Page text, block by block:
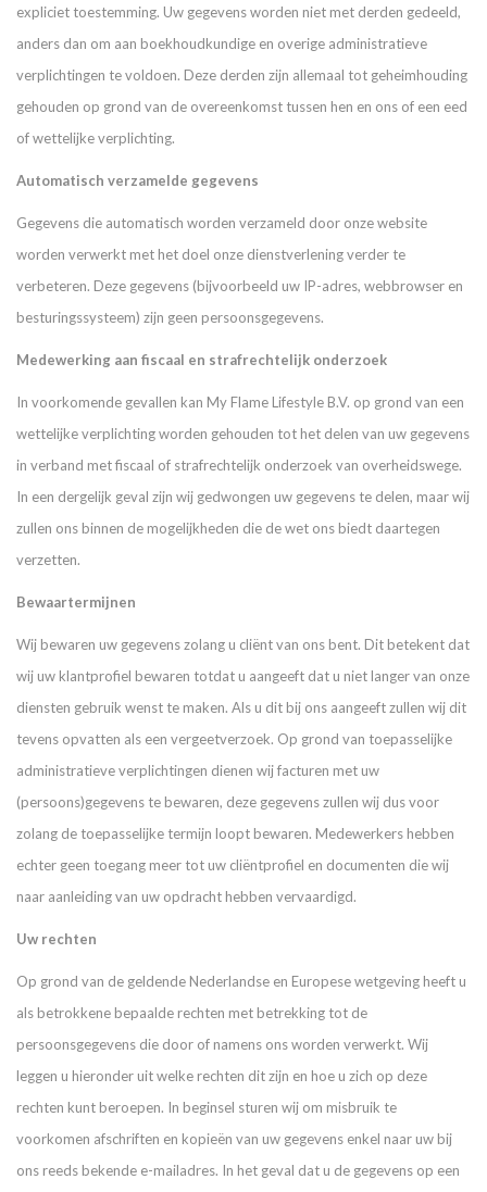
expliciet toestemming. Uw gegevens worden niet met derden gedeeld,
anders dan om aan boekhoudkundige en overige administratieve
verplichtingen te voldoen. Deze derden zijn allemaal tot geheimhouding
gehouden op grond van de overeenkomst tussen hen en ons of een eed
of wettelijke verplichting.
Automatisch verzamelde gegevens
Gegevens die automatisch worden verzameld door onze website
worden verwerkt met het doel onze dienstverlening verder te
verbeteren. Deze gegevens (bijvoorbeeld uw IP-adres, webbrowser en
besturingssysteem) zijn geen persoonsgegevens.
Medewerking aan fiscaal en strafrechtelijk onderzoek
In voorkomende gevallen kan My Flame Lifestyle B.V. op grond van een
wettelijke verplichting worden gehouden tot het delen van uw gegevens
in verband met fiscaal of strafrechtelijk onderzoek van overheidswege.
In een dergelijk geval zijn wij gedwongen uw gegevens te delen, maar wij
zullen ons binnen de mogelijkheden die de wet ons biedt daartegen
verzetten.
Bewaartermijnen
Wij bewaren uw gegevens zolang u cliënt van ons bent. Dit betekent dat
wij uw klantprofiel bewaren totdat u aangeeft dat u niet langer van onze
diensten gebruik wenst te maken. Als u dit bij ons aangeeft zullen wij dit
tevens opvatten als een vergeetverzoek. Op grond van toepasselijke
administratieve verplichtingen dienen wij facturen met uw
(persoons)gegevens te bewaren, deze gegevens zullen wij dus voor
zolang de toepasselijke termijn loopt bewaren. Medewerkers hebben
echter geen toegang meer tot uw cliëntprofiel en documenten die wij
naar aanleiding van uw opdracht hebben vervaardigd.
Uw rechten
Op grond van de geldende Nederlandse en Europese wetgeving heeft u
als betrokkene bepaalde rechten met betrekking tot de
persoonsgegevens die door of namens ons worden verwerkt. Wij
leggen u hieronder uit welke rechten dit zijn en hoe u zich op deze
rechten kunt beroepen. In beginsel sturen wij om misbruik te
voorkomen afschriften en kopieën van uw gegevens enkel naar uw bij
ons reeds bekende e-mailadres. In het geval dat u de gegevens op een